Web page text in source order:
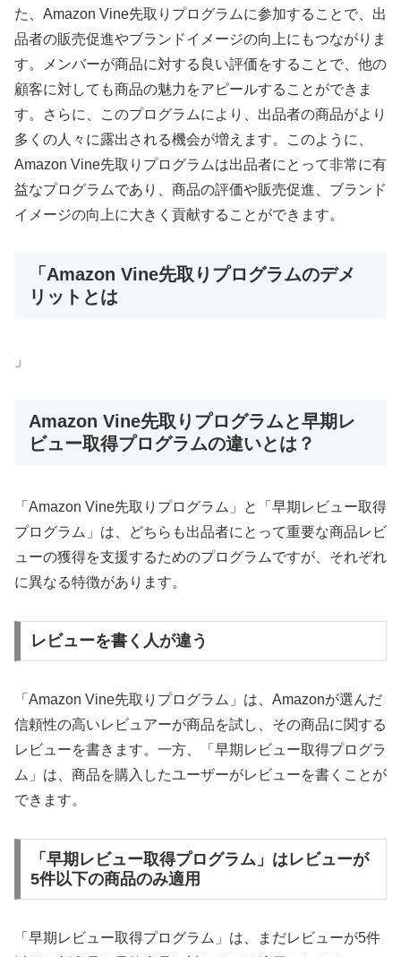
た、Amazon Vine先取りプログラムに参加することで、出
品者の販売促進やブランドイメージの向上にもつながりま
す。メンバーが商品に対する良い評価をすることで、他の
顧客に対しても商品の魅力をアピールすることができま
す。さらに、このプログラムにより、出品者の商品がより
多くの人々に露出される機会が増えます。このように、
Amazon Vine先取りプログラムは出品者にとって非常に有
益なプログラムであり、商品の評価や販売促進、ブランド
イメージの向上に大きく貢献することができます。
「Amazon Vine先取りプログラムのデメ
リットとは
」
Amazon Vine先取りプログラムと早期レ
ビュー取得プログラムの違いとは？
「Amazon Vine先取りプログラム」と「早期レビュー取得
プログラム」は、どちらも出品者にとって重要な商品レビ
ューの獲得を支援するためのプログラムですが、それぞれ
に異なる特徴があります。
レビューを書く人が違う
「Amazon Vine先取りプログラム」は、Amazonが選んだ
信頼性の高いレビュアーが商品を試し、その商品に関する
レビューを書きます。一方、「早期レビュー取得プログラ
ム」は、商品を購入したユーザーがレビューを書くことが
できます。
「早期レビュー取得プログラム」はレビューが
5件以下の商品のみ適用
「早期レビュー取得プログラム」は、まだレビューが5件